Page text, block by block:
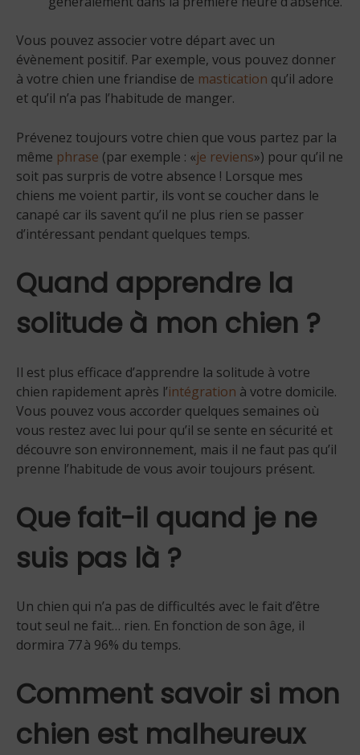
Vous pouvez associer votre départ avec un
évènement positif. Par exemple, vous pouvez donner
à votre chien une friandise de mastication qu’il adore
et qu’il n’a pas l’habitude de manger.
Prévenez toujours votre chien que vous partez par la
même phrase (par exemple : «je reviens») pour qu’il ne
soit pas surpris de votre absence ! Lorsque mes
chiens me voient partir, ils vont se coucher dans le
canapé car ils savent qu’il ne plus rien se passer
d’intéressant pendant quelques temps.
Quand apprendre la
solitude à mon chien ?
Il est plus efficace d’apprendre la solitude à votre
chien rapidement après l’intégration à votre domicile.
Vous pouvez vous accorder quelques semaines où
vous restez avec lui pour qu’il se sente en sécurité et
découvre son environnement, mais il ne faut pas qu’il
prenne l’habitude de vous avoir toujours présent.
Que fait-il quand je ne
suis pas là ?
Un chien qui n’a pas de difficultés avec le fait d’être
tout seul ne fait… rien. En fonction de son âge, il
dormira 77 à 96% du temps.
Comment savoir si mon
chien est malheureux